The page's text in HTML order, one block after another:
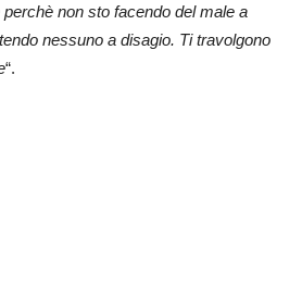
non sto facendo del male a
nessuno a disagio. Ti travolgono
“.